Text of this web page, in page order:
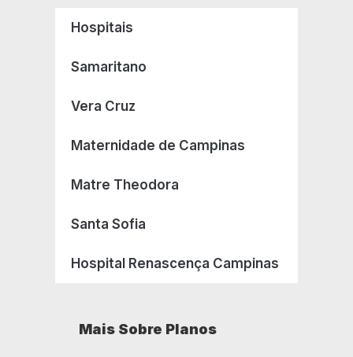
Hospitais
Samaritano
Vera Cruz
Maternidade de Campinas
Matre Theodora
Santa Sofia
Hospital Renascença Campinas
Mais Sobre Planos